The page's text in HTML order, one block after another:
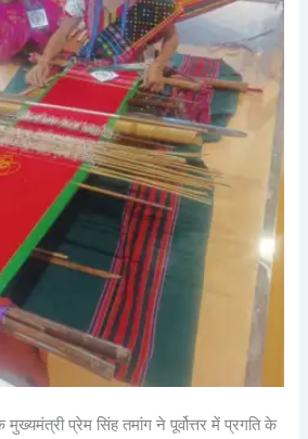
प्रेम सिंह तमांग ने पूर्वोत्तर में प्रगति के